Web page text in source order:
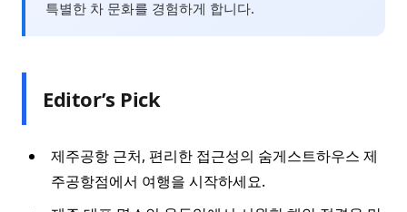
특별한 차 문화를 경험하게 합니다.
Editor’s Pick
제주공항 근처, 편리한 접근성의 숨게스트하우스 제
주공항점에서 여행을 시작하세요.